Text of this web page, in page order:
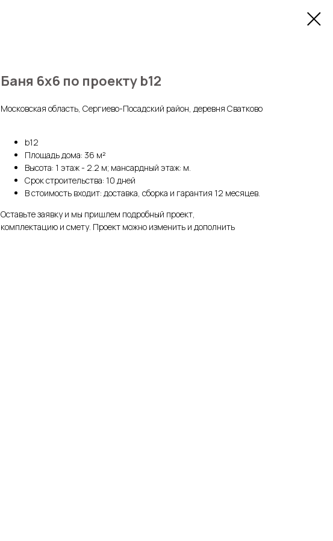
Баня 6х6 по проекту b12
Московская область, Сергиево-Посадский район, деревня Сватково
b12
Площадь дома: 36 м²
Высота: 1 этаж - 2.2 м; мансардный этаж: м.
Срок строительства: 10 дней
В стоимость входит: доставка, сборка и гарантия 12 месяцев.
Оставьте заявку и мы пришлем подробный проект,
комплектацию и смету. Проект можно изменить и дополнить